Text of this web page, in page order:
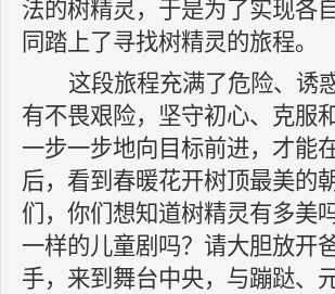
法的树精灵，于是为了实现各
同踏上了寻找树精灵的旅程。
这段旅程充满了危险、诱
有不畏艰险，坚守初心、克服
一步一步地向目标前进，才能
后，看到春暖花开树顶最美的
们，你们想知道树精灵有多美
一样的儿童剧吗？请大胆放开
手，来到舞台中央，与蹦跶、